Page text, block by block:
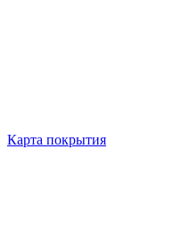
Карта покрытия